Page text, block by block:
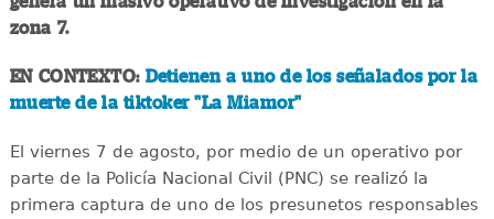
zona 7.
EN CONTEXTO: Detienen a uno de los señalados por la
muerte de la tiktoker "La Miamor"
El viernes 7 de agosto, por medio de un operativo por
parte de la Policía Nacional Civil (PNC) se realizó la
primera captura de uno de los presunetos responsables